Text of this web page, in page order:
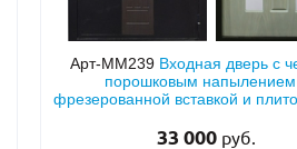
Арт-ММ239 Входная дверь с
порошковым напылением
фрезерованной вставкой и
33 000 руб.